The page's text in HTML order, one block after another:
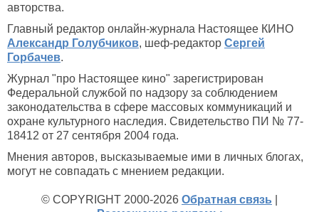
авторства.
Главный редактор онлайн-журнала Настоящее КИНО
Александр Голубчиков, шеф-редактор Сергей
Горбачев.
Журнал "про Настоящее кино" зарегистрирован
Федеральной службой по надзору за соблюдением
законодательства в сфере массовых коммуникаций и
охране культурного наследия. Свидетельство ПИ № 77-
18412 от 27 сентября 2004 года.
Мнения авторов, высказываемые ими в личных блогах,
могут не совпадать с мнением редакции.
© COPYRIGHT 2000-2026 Обратная связь